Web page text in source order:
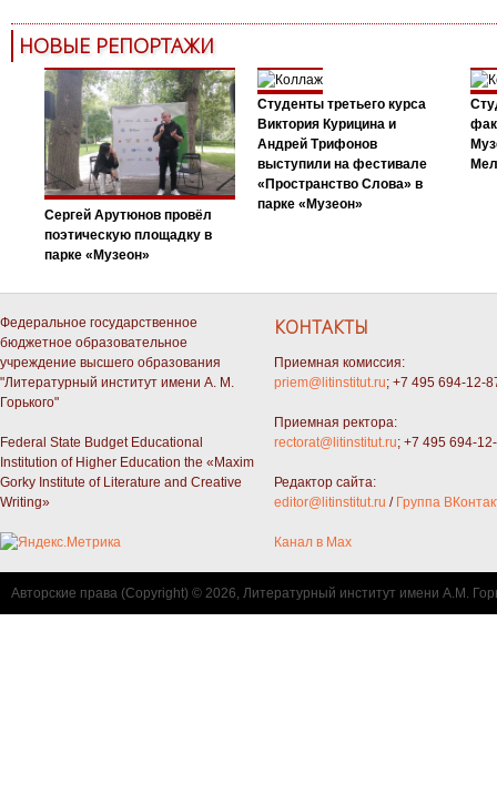
НОВЫЕ РЕПОРТАЖИ
Сергей Арутюнов провёл
поэтическую площадку в
парке «Музеон»
Студенты третьего курса
Виктория Курицина и
Андрей Трифонов
выступили на фестивале
«Пространство Слова» в
парке «Музеон»
Федеральное государственное
бюджетное образовательное
учреждение высшего образования
"Литературный институт имени А. М.
Горького"
Federal State Budget Educational
Institution of Higher Education the «Maxim
Gorky Institute of Literature and Creative
Writing»
КОНТАКТЫ
Приемная комиссия:
priem@litinstitut.ru; +7 495 694-12-
Приемная ректора:
rectorat@litinstitut.ru; +7 495 694-
Редактор сайта:
editor@litinstitut.ru / Группа
Канал в Max
Авторские права (Copyright) © 2026, Литературный институт имени А.М.